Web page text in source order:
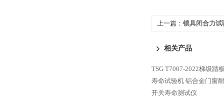
上一篇： 锁具闭合力试
相关产品
TSG T7007-2022梯级踏
寿命试验机 铝合金门窗
开关寿命测试仪